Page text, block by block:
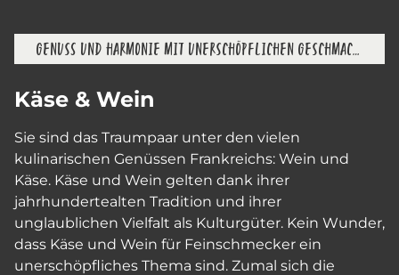
GENUSS UND HARMONIE MIT UNERSCHÖPFLICHEN GESCHMACKSVARIATIONEN
Käse & Wein
Sie sind das Traumpaar unter den vielen
kulinarischen Genüssen Frankreichs: Wein und
Käse. Käse und Wein gelten dank ihrer
jahrhundertealten Tradition und ihrer
unglaublichen Vielfalt als Kulturgüter. Kein Wunder,
dass Käse und Wein für Feinschmecker ein
unerschöpfliches Thema sind. Zumal sich die